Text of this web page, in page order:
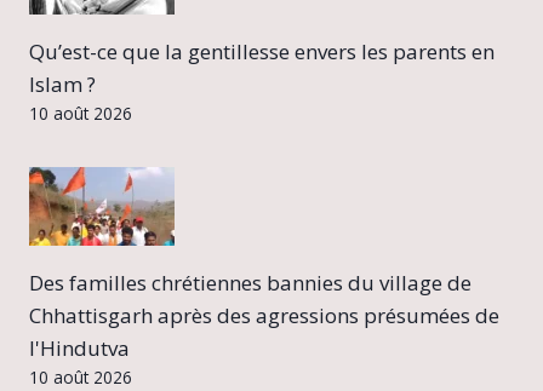
Qu’est-ce que la gentillesse envers les parents en
Islam ?
10 août 2026
Des familles chrétiennes bannies du village de
Chhattisgarh après des agressions présumées de
l'Hindutva
10 août 2026